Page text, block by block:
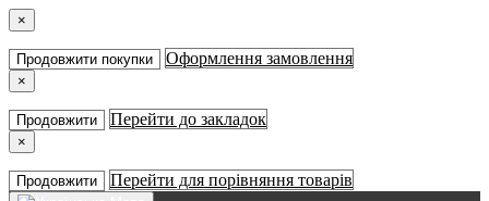
×
Продовжити покупки Оформлення замовлення
×
Продовжити Перейти до закладок
×
Продовжити Перейти для порівняння товарів